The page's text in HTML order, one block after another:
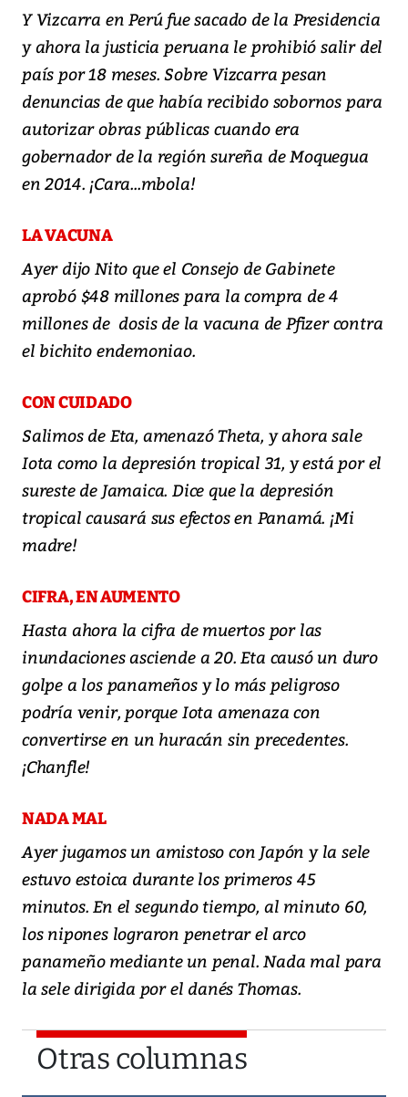
Y Vizcarra en Perú fue sacado de la Presidencia
y ahora la justicia peruana le prohibió salir del
país por 18 meses. Sobre Vizcarra pesan
denuncias de que había recibido sobornos para
autorizar obras públicas cuando era
gobernador de la región sureña de Moquegua
en 2014. ¡Cara...mbola!
LA VACUNA
Ayer dijo Nito que el Consejo de Gabinete
aprobó $48 millones para la compra de 4
millones de dosis de la vacuna de Pfizer contra
el bichito endemoniao.
CON CUIDADO
Salimos de Eta, amenazó Theta, y ahora sale
Iota como la depresión tropical 31, y está por el
sureste de Jamaica. Dice que la depresión
tropical causará sus efectos en Panamá. ¡Mi
madre!
CIFRA, EN AUMENTO
Hasta ahora la cifra de muertos por las
inundaciones asciende a 20. Eta causó un duro
golpe a los panameños y lo más peligroso
podría venir, porque Iota amenaza con
convertirse en un huracán sin precedentes.
¡Chanfle!
NADA MAL
Ayer jugamos un amistoso con Japón y la sele
estuvo estoica durante los primeros 45
minutos. En el segundo tiempo, al minuto 60,
los nipones lograron penetrar el arco
panameño mediante un penal. Nada mal para
la sele dirigida por el danés Thomas.
Otras columnas